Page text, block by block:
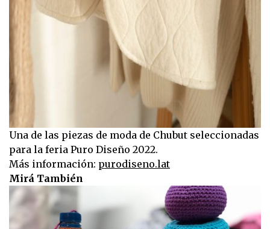
Una de las piezas de moda de Chubut seleccionadas
para la feria Puro Diseño 2022.
Más información: purodiseno.lat
Mirá También